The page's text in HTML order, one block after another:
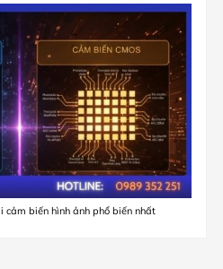
cảm biến hình ảnh phổ biến nhất